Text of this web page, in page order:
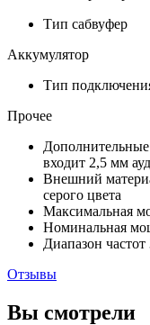
Тип сабвуфер
Аккумулятор
Тип
Прочее
Дополнительные
входит 2,5 мм
Внешний
серого цвета
Максимальная
Номинальная
Диапазон частот
Отзывы
Вы смотрели